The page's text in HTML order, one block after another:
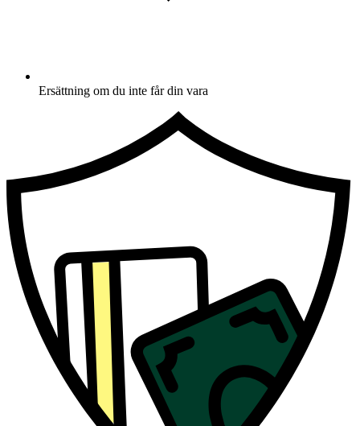
Ersättning om du inte får din vara